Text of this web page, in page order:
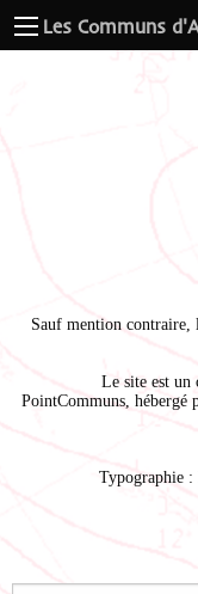
Les Communs
Sauf mention contraire,
Le site est un
PointCommuns , hébergé
Typographie :